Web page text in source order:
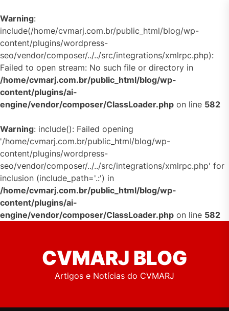
Warning:
include(/home/cvmarj.com.br/public_html/blog/wp-
content/plugins/wordpress-
seo/vendor/composer/../../src/integrations/xmlrpc.php):
Failed to open stream: No such file or directory in
/home/cvmarj.com.br/public_html/blog/wp-
content/plugins/ai-
engine/vendor/composer/ClassLoader.php on line 582
Warning: include(): Failed opening
'/home/cvmarj.com.br/public_html/blog/wp-
content/plugins/wordpress-
seo/vendor/composer/../../src/integrations/xmlrpc.php' for
inclusion (include_path='.:') in
/home/cvmarj.com.br/public_html/blog/wp-
content/plugins/ai-
engine/vendor/composer/ClassLoader.php on line 582
CVMARJ BLOG
Artigos e Notícias do CVMARJ